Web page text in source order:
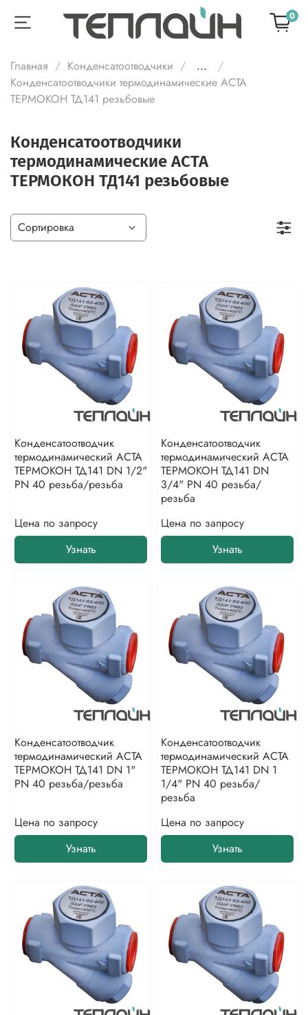
0
Главная Конденсатоотводчики
...
Конденсатоотводчики термодинамические АСТА
ТЕРМОКОН ТД141 резьбовые
Конденсатоотводчики
термодинамические АСТА
ТЕРМОКОН ТД141 резьбовые
Конденсатоотводчик
термодинамический АСТА
ТЕРМОКОН ТД141 DN 1/2"
PN 40 резьба/резьба
Цена по запросу
Узнать
Конденсатоотводчик
термодинамический АСТА
ТЕРМОКОН ТД141 DN
3/4" PN 40 резьба/
резьба
Цена по запросу
Узнать
Конденсатоотводчик
термодинамический АСТА
ТЕРМОКОН ТД141 DN 1"
PN 40 резьба/резьба
Цена по запросу
Узнать
Конденсатоотводчик
термодинамический АСТА
ТЕРМОКОН ТД141 DN 1
1/4" PN 40 резьба/
резьба
Цена по запросу
Узнать